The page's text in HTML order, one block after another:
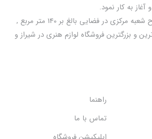
به کار نمود.
در سال 1401 با افتتاح شعبه مرکزی در فضایی بالغ بر 140 متر مربع ,
و بزرگترین فروشگاه لوازم هنری در شیراز و
راهنما
تماس با ما